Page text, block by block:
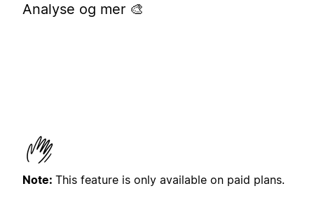
Analyse og mer 🎨
Note: This feature is only available on paid plans.